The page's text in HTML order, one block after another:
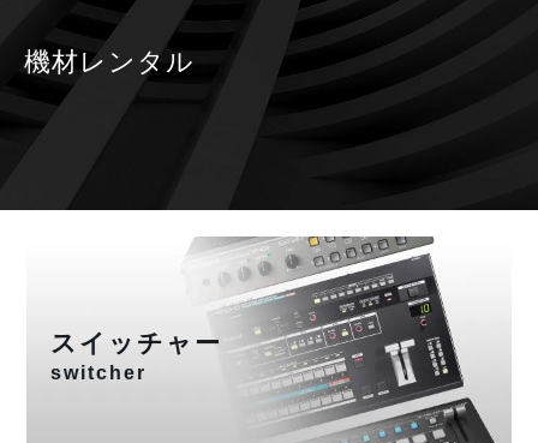
スイッチャー
switcher